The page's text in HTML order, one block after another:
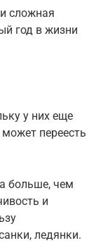
сложная
год в жизни
у них еще
переесть
больше, чем
и
ледянки.